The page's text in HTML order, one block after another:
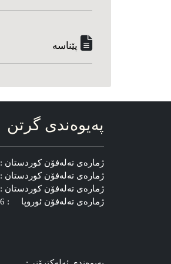
پێناسه‌
په‌یوه‌ندی گرتن
ژماره‌ی ته‌له‌فۆن کوردستان : 07506206655 (00964)
ژماره‌ی ته‌له‌فۆن کوردستان : 07504687209 (00964)
ژماره‌ی ته‌له‌فۆن کوردستان : 07504497138 (00964)
ژماره‌ی ته‌له‌فۆن ئوروپا : 0767676746 (0046)